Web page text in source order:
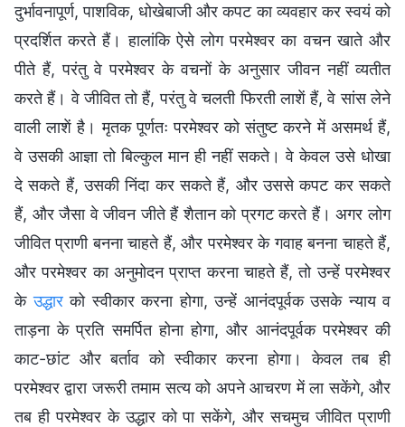
दुर्भावनापूर्ण, पाशविक, धोखेबाजी और कपट का व्यवहार कर स्वयं को
प्रदर्शित करते हैं। हालांकि ऐसे लोग परमेश्वर का वचन खाते और
पीते हैं, परंतु वे परमेश्वर के वचनों के अनुसार जीवन नहीं व्यतीत
करते हैं। वे जीवित तो हैं, परंतु वे चलती फिरती लाशें हैं, वे सांस लेने
वाली लाशें है। मृतक पूर्णतः परमेश्वर को संतुष्ट करने में असमर्थ हैं,
वे उसकी आज्ञा तो बिल्कुल मान ही नहीं सकते। वे केवल उसे धोखा
दे सकते हैं, उसकी निंदा कर सकते हैं, और उससे कपट कर सकते
हैं, और जैसा वे जीवन जीते हैं शैतान को प्रगट करते हैं। अगर लोग
जीवित प्राणी बनना चाहते हैं, और परमेश्वर के गवाह बनना चाहते हैं,
और परमेश्वर का अनुमोदन प्राप्त करना चाहते हैं, तो उन्हें परमेश्वर
केउद्धारको स्वीकार करना होगा, उन्हें आनंदपूर्वक उसके न्याय व
ताड़ना के प्रति समर्पित होना होगा, और आनंदपूर्वक परमेश्वर की
काट-छांट और बर्ताव को स्वीकार करना होगा। केवल तब ही
परमेश्वर द्वारा जरूरी तमाम सत्य को अपने आचरण में ला सकेंगे, और
तब ही परमेश्वर के उद्धार को पा सकेंगे, और सचमुच जीवित प्राणी